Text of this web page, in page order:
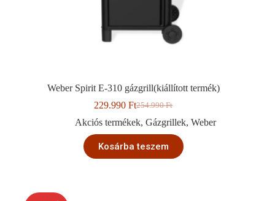
Weber Spirit E-310 gázgrill(kiállított termék)
254.990Ft
Original
price
was:
254.990 Ft.
229.990FtCurrent
price
is:
229.990 Ft.
Akciós termékek,Gázgrillek,Weber
Kosárba teszem